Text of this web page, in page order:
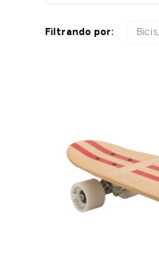
Filtrando por: